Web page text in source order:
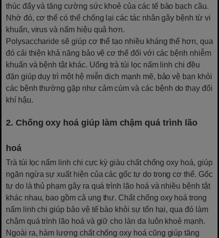
thúc đẩy và tăng cường sức khoẻ của các tế bào bạch cầu.
Nhờ đó, cơ thể có thể chống lại các tác nhân gây bệnh từ vi
khuẩn, virus và nấm hiệu quả hơn.
Polysaccharide sẽ giúp cơ thể tạo nhiều kháng thể hơn, qua
đó cải thiện khả năng bảo vệ cơ thể đối với các bệnh nhiễm
khuẩn và bệnh tật khác. Uống trà túi lọc nấm linh chi đều
đặn giúp duy trì một hệ miễn dịch mạnh mẽ, bảo vệ bạn khỏi
các bệnh thường gặp như cảm cúm và các bệnh do thay đổi
khí hậu.
2. Chống oxy hoá giúp làm chậm quá trình lão
hoá
Trà túi lọc nấm linh chi cực kỳ giàu chất chống oxy hoá, giúp
ngăn ngừa sự xuất hiện của các gốc tự do trong cơ thể. Gốc
tự do là thủ phạm gây ra quá trình lão hoá và nhiều bệnh tật
khác nhau, bao gồm cả ung thư. Chất chống oxy hoá trong
nấm linh chi giúp bảo vệ tế bào khỏi sự tổn hại, qua đó làm
chậm quá trình lão hoá và giữ cho làn da luôn khoẻ mạnh.
Ngoài ra, hàm lượng chất chống oxy hoá cũng giúp tăng